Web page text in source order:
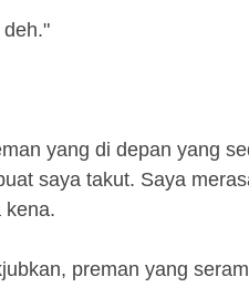
yang di depan yang
saya takut. Saya
kena.
preman yang